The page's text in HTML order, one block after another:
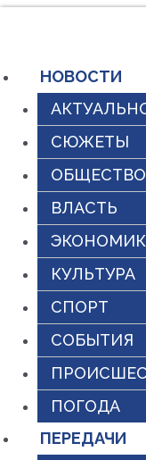
содержимому
НОВОСТИ
СЮЖЕТЫ
ОБЩЕСТВО
ВЛАСТЬ
КУЛЬТУРА
СПОРТ
СОБЫТИЯ
ПОГОДА
ПЕРЕДАЧИ